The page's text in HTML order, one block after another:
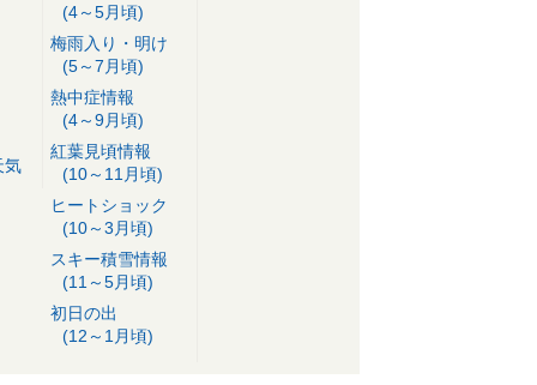
気
(4～5月頃)
梅雨入り・明け
(5～7月頃)
熱中症情報
(4～9月頃)
紅葉見頃情報
(10～11月頃)
ヒートショック
(10～3月頃)
スキー積雪情報
(11～5月頃)
初日の出
(12～1月頃)